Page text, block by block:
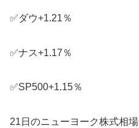
✅ダウ+1.21％
✅ナス+1.17％
✅SP500+1.15％
21日のニューヨーク株式相